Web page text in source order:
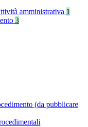
amministrativa 1
3
(da pubblicare